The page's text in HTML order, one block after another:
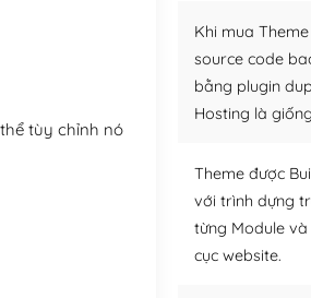
tùy chỉnh nó
Khi mua
source code
bằng plugin
Hosting là
Theme được
với trình dựng
từng Module
cục website.